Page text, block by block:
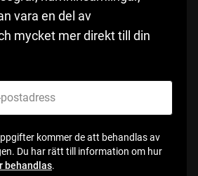
vara en del av
mycket mer direkt till din
kommer de att behandlas av
Du har rätt till information om hur
behandlas.